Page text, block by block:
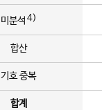
미분석 4)
합산
기호 중복
합계